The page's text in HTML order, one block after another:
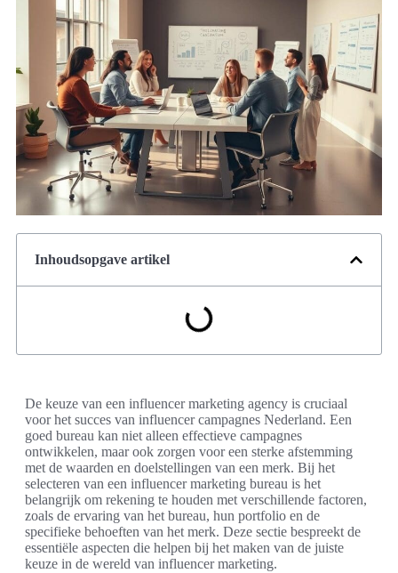
Inhoudsopgave artikel
De keuze van een influencer marketing agency is cruciaal
voor het succes van influencer campagnes Nederland. Een
goed bureau kan niet alleen effectieve campagnes
ontwikkelen, maar ook zorgen voor een sterke afstemming
met de waarden en doelstellingen van een merk. Bij het
selecteren van een influencer marketing bureau is het
belangrijk om rekening te houden met verschillende factoren,
zoals de ervaring van het bureau, hun portfolio en de
specifieke behoeften van het merk. Deze sectie bespreekt de
essentiële aspecten die helpen bij het maken van de juiste
keuze in de wereld van influencer marketing.